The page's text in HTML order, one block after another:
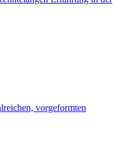
vorgeformten